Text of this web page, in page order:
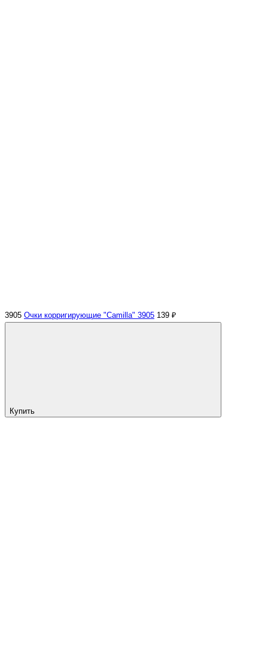
3905 Очки корригирующие "Camilla" 3905 139 ₽
Купить